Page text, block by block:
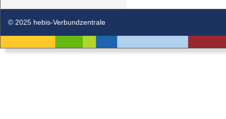
© 2025 hebis-Verbundzentrale